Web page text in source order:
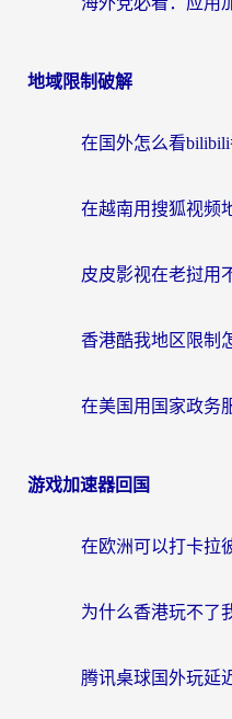
地域限制破解
游戏加速器回国